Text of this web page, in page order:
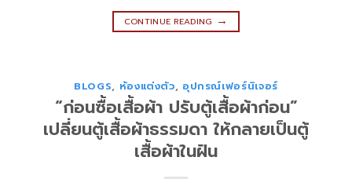
CONTINUE READING →
BLOGS, ห้องแต่งตัว, อุปกรณ์เฟอร์นิเจอร์
“ก่อนซื้อเสื้อผ้า ปรับตู้เสื้อผ้าก่อน”
เปลี่ยนตู้เสื้อผ้าธรรมดา ให้กลายเป็นตู้
เสื้อผ้าในฝัน